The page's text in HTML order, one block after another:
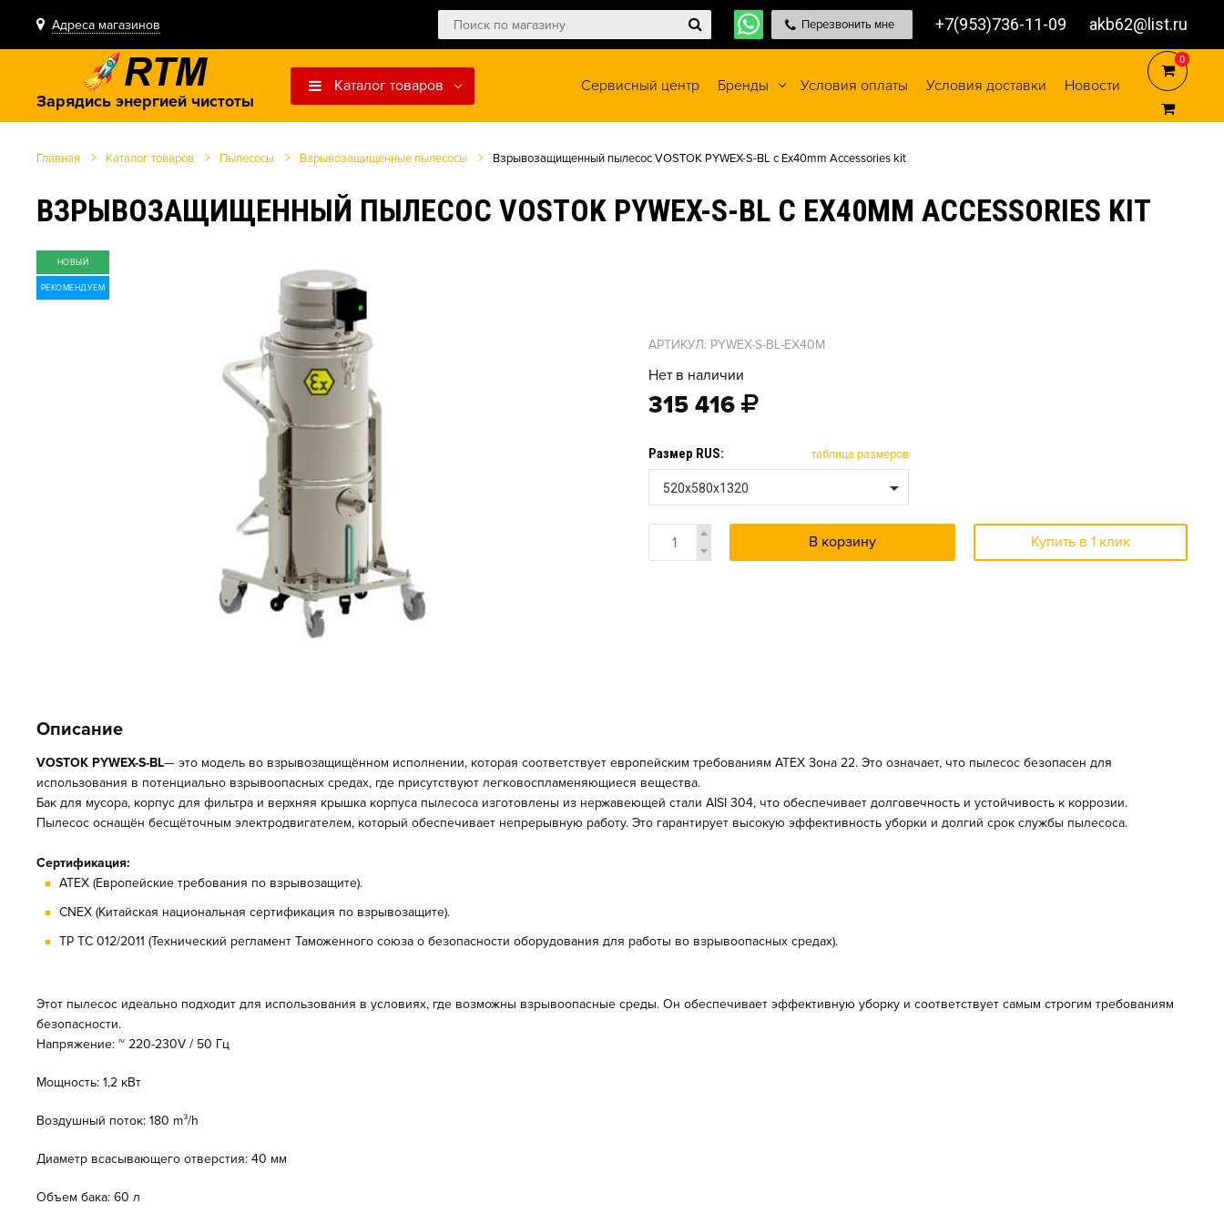
Адреса магазинов Перезвонить мне +7(953)736-11-09 akb62@list.ru
Зарядись энергией чистоты
Каталог товаров Сервисный центр Бренды Условия оплаты Условия доставки Новости
0
0
Главная Каталог товаров Пылесосы Взрывозащищенные пылесосы Взрывозащищенный пылесос VOSTOK PYWEX-S-BL c Ex40mm Accessories kit
ВЗРЫВОЗАЩИЩЕННЫЙ ПЫЛЕСОС VOSTOK PYWEX-S-BL C EX40MM ACCESSORIES KIT
НОВЫЙ
РЕКОМЕНДУЕМ
АРТИКУЛ: PYWEX-S-BL-EX40M
Нет в наличии
315 416
Размер RUS: таблица размеров
520x580x1320
В корзину Купить в 1 клик
Описание
VOSTOK PYWEX-S-BL— это модель во взрывозащищённом исполнении, которая соответствует европейским требованиям ATEX Зона 22. Это означает, что пылесос безопасен для
использования в потенциально взрывоопасных средах, где присутствуют легковоспламеняющиеся вещества.
Бак для мусора, корпус для фильтра и верхняя крышка корпуса пылесоса изготовлены из нержавеющей стали AISI 304, что обеспечивает долговечность и устойчивость к коррозии.
Пылесос оснащён бесщёточным электродвигателем, который обеспечивает непрерывную работу. Это гарантирует высокую эффективность уборки и долгий срок службы пылесоса.
Сертификация:
ATEX (Европейские требования по взрывозащите).
CNEX (Китайская национальная сертификация по взрывозащите).
ТР ТС 012/2011 (Технический регламент Таможенного союза о безопасности оборудования для работы во взрывоопасных средах).
Этот пылесос идеально подходит для использования в условиях, где возможны взрывоопасные среды. Он обеспечивает эффективную уборку и соответствует самым строгим требованиям
безопасности.
Напряжение: ~ 220-230V / 50 Гц
Мощность: 1,2 кВт
Воздушный поток: 180 m³/h
Диаметр всасывающего отверстия: 40 мм
Объем бака: 60 л